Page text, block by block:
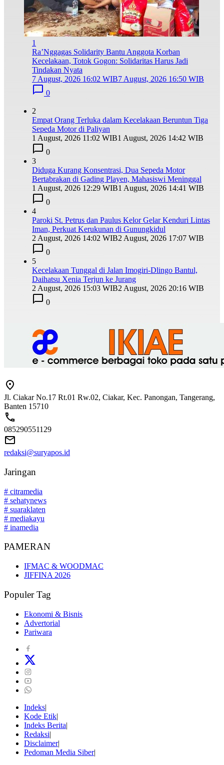
1
Ra’Nggagas Solidarity Bantu Anggota Korban
Kecelakaan, Totok Gogon: Solidaritas Harus Jadi
Tindakan Nyata
7 August, 2026 16:02 WIB7 August, 2026 16:50 WIB
0
2
Empat Orang Terluka dalam Kecelakaan Beruntun Tiga
Sepeda Motor di Paliyan
1 August, 2026 11:02 WIB1 August, 2026 14:42 WIB
0
3
Diduga Kurang Konsentrasi, Dua Sepeda Motor
Bertabrakan di Gading Playen, Mahasiswi Meninggal
1 August, 2026 12:29 WIB1 August, 2026 14:41 WIB
0
4
Paroki St. Petrus dan Paulus Kelor Gelar Kenduri Lintas
Iman, Perkuat Kerukunan di Gunungkidul
2 August, 2026 14:02 WIB2 August, 2026 17:07 WIB
0
5
Kecelakaan Tunggal di Jalan Imogiri-Dlingo Bantul,
Daihatsu Xenia Terjun ke Jurang
2 August, 2026 15:03 WIB2 August, 2026 20:16 WIB
0
Jl. Ciakar No.17 Rt.01 Rw.02, Ciakar, Kec. Panongan, Tangerang,
Banten 15710
085290551129
redaksi@suryapos.id
Jaringan
# citramedia
# sehatynews
# suaraklaten
# mediakayu
# inamedia
PAMERAN
IFMAC & WOODMAC
JIFFINA 2026
Populer Tag
Ekonomi & Bisnis
Advertorial
Pariwara
Indeks
Kode Etik
Indeks Berita
Redaksi
Disclaimer
Pedoman Media Siber